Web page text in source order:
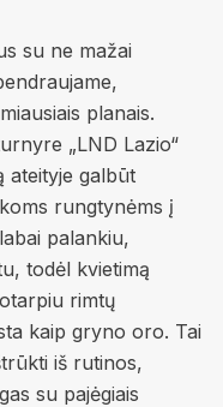
su ne mažai
planais.
„LND Lazio“
ateityje galbūt
rungtynėms į
palankiu,
todėl kvietimą
rimtų
kaip gryno oro. Tai
iš rutinos,
su pajėgiais